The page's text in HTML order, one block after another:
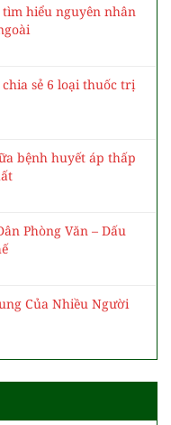
tìm hiểu nguyên nhân
sẻ 6 loại thuốc trị
bệnh huyết áp thấp
Phòng Văn – Dấu
Của Nhiều Người